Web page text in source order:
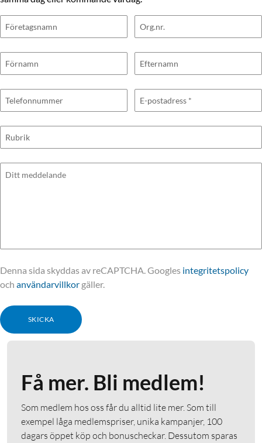
Företagsnamn Org.nr.
Förnamn Efternamn
Telefonnummer E-postadress *
Rubrik
Ditt meddelande
Denna sida skyddas av reCAPTCHA. Googles integritetspolicy
och användarvillkor gäller.
SKICKA
Få mer. Bli medlem!
Som medlem hos oss får du alltid lite mer. Som till
exempel låga medlemspriser, unika kampanjer, 100
dagars öppet köp och bonuscheckar. Dessutom sparas